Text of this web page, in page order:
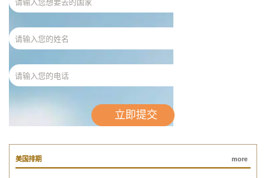
美国排期 more